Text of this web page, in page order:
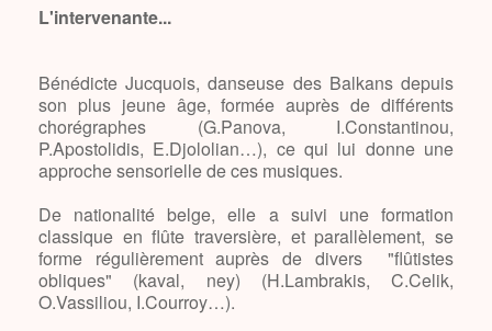
L'intervenante...
Bénédicte Jucquois, danseuse des Balkans depuis
son plus jeune âge, formée auprès de différents
chorégraphes (G.Panova, I.Constantinou,
P.Apostolidis, E.Djololian…), ce qui lui donne une
approche sensorielle de ces musiques.
De nationalité belge, elle a suivi une formation
classique en flûte traversière, et parallèlement, se
forme régulièrement auprès de divers "flûtistes
obliques" (kaval, ney) (H.Lambrakis, C.Celik,
O.Vassiliou, I.Courroy…).